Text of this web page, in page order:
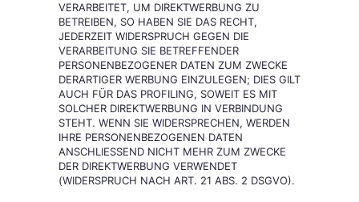
VERARBEITET, UM DIREKTWERBUNG ZU
BETREIBEN, SO HABEN SIE DAS RECHT,
JEDERZEIT WIDERSPRUCH GEGEN DIE
VERARBEITUNG SIE BETREFFENDER
PERSONENBEZOGENER DATEN ZUM ZWECKE
DERARTIGER WERBUNG EINZULEGEN; DIES GILT
AUCH FÜR DAS PROFILING, SOWEIT ES MIT
SOLCHER DIREKTWERBUNG IN VERBINDUNG
STEHT. WENN SIE WIDERSPRECHEN, WERDEN
IHRE PERSONENBEZOGENEN DATEN
ANSCHLIESSEND NICHT MEHR ZUM ZWECKE
DER DIREKTWERBUNG VERWENDET
(WIDERSPRUCH NACH ART. 21 ABS. 2 DSGVO).